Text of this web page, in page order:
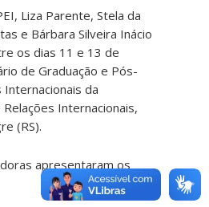
Liza Parente, Stela da
e Bárbara Silveira Inácio
os dias 11 e 13 de
de Graduação e Pós-
Internacionais da
Internacionais,
(RS).
apresentaram os